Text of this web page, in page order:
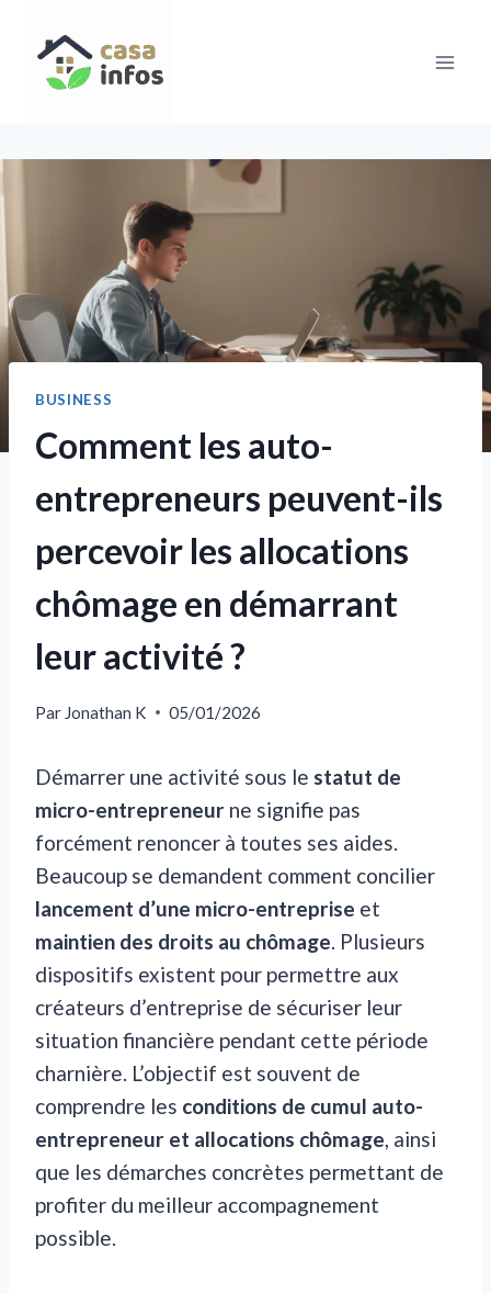
contenu
BUSINESS
Comment les auto-
entrepreneurs peuvent-ils
percevoir les allocations
chômage en démarrant
leur activité ?
Par Jonathan K 05/01/2026
Démarrer une activité sous le statut de
micro-entrepreneur ne signifie pas
forcément renoncer à toutes ses aides.
Beaucoup se demandent comment concilier
lancement d’une micro-entreprise et
maintien des droits au chômage. Plusieurs
dispositifs existent pour permettre aux
créateurs d’entreprise de sécuriser leur
situation financière pendant cette période
charnière. L’objectif est souvent de
comprendre les conditions de cumul auto-
entrepreneur et allocations chômage, ainsi
que les démarches concrètes permettant de
profiter du meilleur accompagnement
possible.